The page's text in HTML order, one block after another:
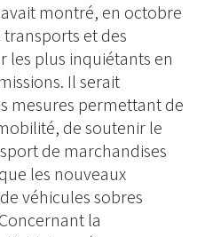
avait montré, en octobre
transports et des
les plus inquiétants en
Il serait
mesures permettant de
de soutenir le
de marchandises
les nouveaux
véhicules sobres
la